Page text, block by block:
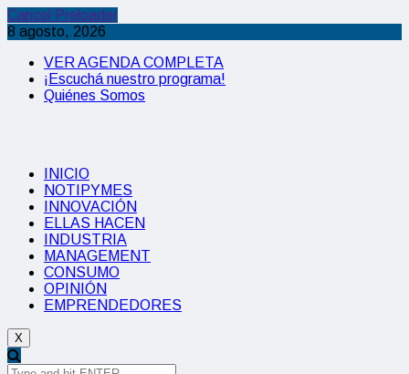
Cancel Preloader
8 agosto, 2026
VER AGENDA COMPLETA
¡Escuchá nuestro programa!
Quiénes Somos
INICIO
NOTIPYMES
INNOVACIÓN
ELLAS HACEN
INDUSTRIA
MANAGEMENT
CONSUMO
OPINIÓN
EMPRENDEDORES
X